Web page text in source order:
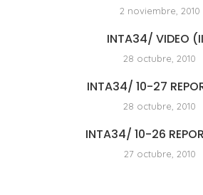
2 noviembre, 2010
INTA34/ VIDEO
28 octubre, 2010
INTA34/ 10-27
28 octubre, 2010
INTA34/ 10-26
27 octubre, 2010